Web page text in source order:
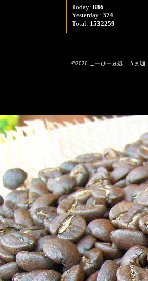
Today: 886
Yesterday: 374
Total: 1532259
©2026 こーひー豆処 うま珈